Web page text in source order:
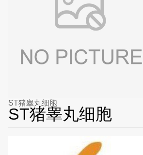
ST猪睾丸细胞
ST猪睾丸细胞